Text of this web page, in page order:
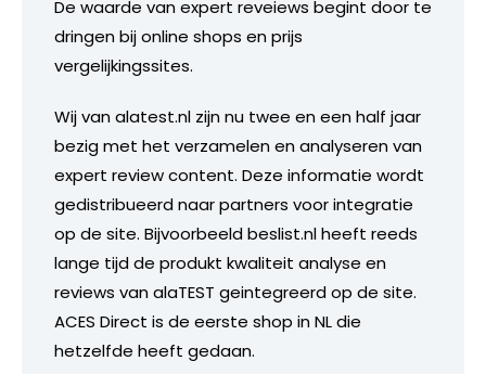
De waarde van expert reveiews begint door te
dringen bij online shops en prijs
vergelijkingssites.
Wij van alatest.nl zijn nu twee en een half jaar
bezig met het verzamelen en analyseren van
expert review content. Deze informatie wordt
gedistribueerd naar partners voor integratie
op de site. Bijvoorbeeld beslist.nl heeft reeds
lange tijd de produkt kwaliteit analyse en
reviews van alaTEST geintegreerd op de site.
ACES Direct is de eerste shop in NL die
hetzelfde heeft gedaan.